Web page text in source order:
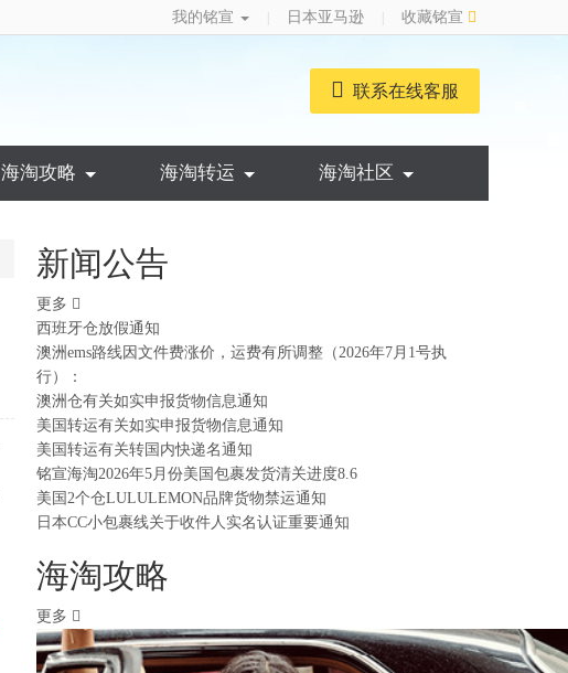
我的铭宣 日本亚马逊
收藏铭宣
联系在线客服
海淘攻略 海淘转运 海淘社区
新闻公告
更多
西班牙仓放假通知
澳洲ems路线因文件费涨价，运费有所调整（2026年7月1号执
行）：
澳洲仓有关如实申报货物信息通知
美国转运有关如实申报货物信息通知
美国转运有关转国内快递名通知
铭宣海淘2026年5月份美国包裹发货清关进度8.6
美国2个仓LULULEMON品牌货物禁运通知
日本CC小包裹线关于收件人实名认证重要通知
海淘攻略
更多